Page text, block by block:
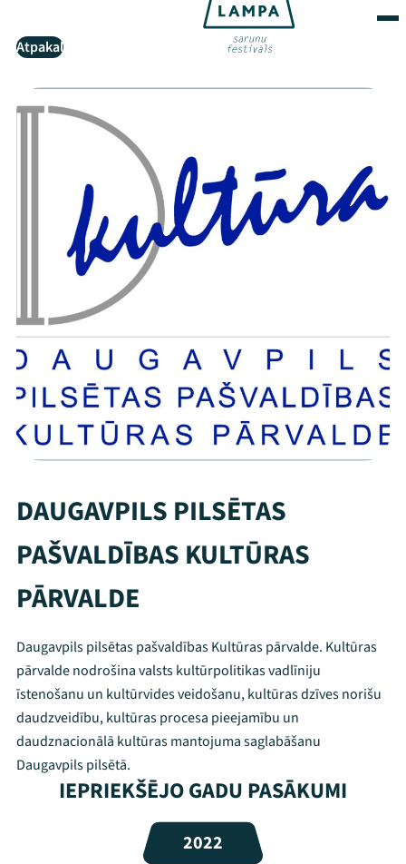
Atpakaļ
DAUGAVPILS PILSĒTAS
PAŠVALDĪBAS KULTŪRAS
PĀRVALDE
Daugavpils pilsētas pašvaldības Kultūras pārvalde. Kultūras
pārvalde nodrošina valsts kultūrpolitikas vadlīniju
īstenošanu un kultūrvides veidošanu, kultūras dzīves norišu
daudzveidību, kultūras procesa pieejamību un
daudznacionālā kultūras mantojuma saglabāšanu
Daugavpils pilsētā.
IEPRIEKŠĒJO GADU PASĀKUMI
2022